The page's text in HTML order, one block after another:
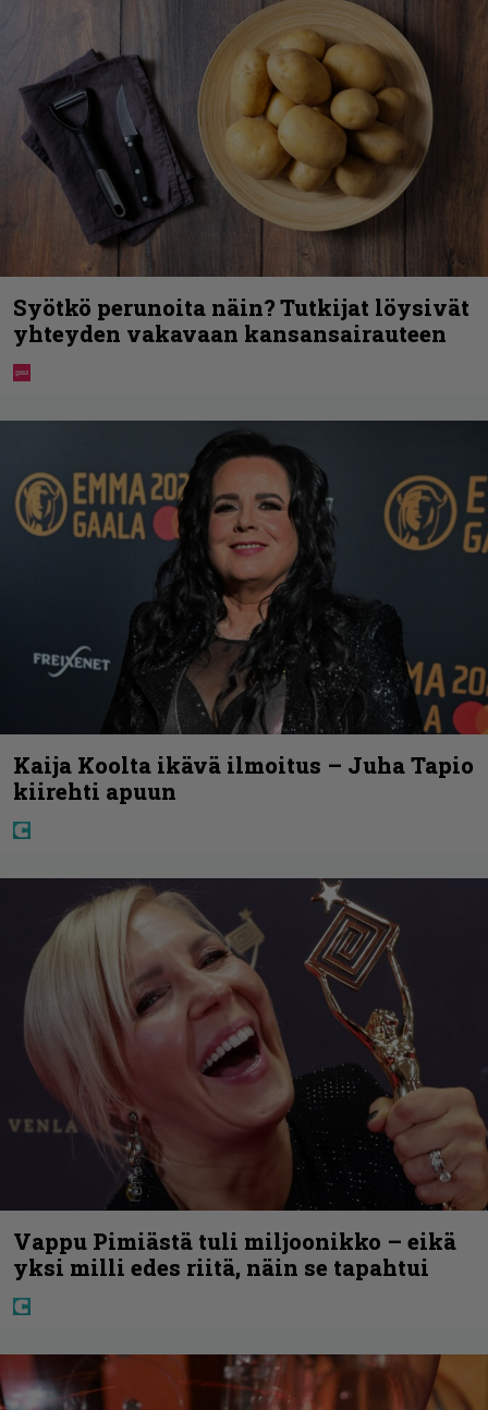
Syötkö perunoita näin? Tutkijat löysivät
yhteyden vakavaan kansansairauteen
Kaija Koolta ikävä ilmoitus – Juha Tapio
kiirehti apuun
Vappu Pimiästä tuli miljoonikko – eikä
yksi milli edes riitä, näin se tapahtui